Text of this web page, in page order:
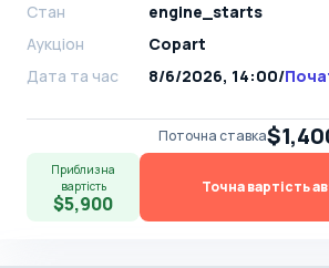
Стан
engine_starts
Аукціон
Copart
Дата та час
8/6/2026, 14:00/
Поточна ставка
Приблизна
вартість
$5,900
Точна вартість